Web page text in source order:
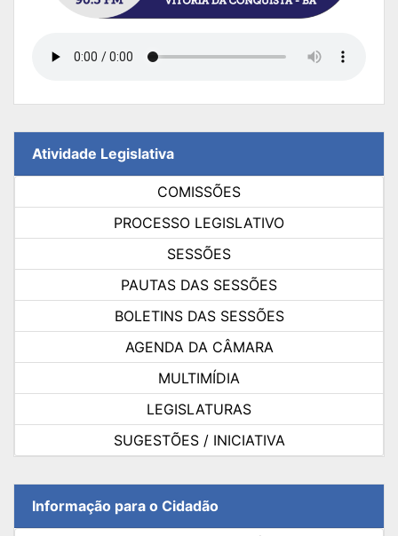
Atividade Legislativa
COMISSÕES
PROCESSO LEGISLATIVO
SESSÕES
PAUTAS DAS SESSÕES
BOLETINS DAS SESSÕES
AGENDA DA CÂMARA
MULTIMÍDIA
LEGISLATURAS
SUGESTÕES / INICIATIVA
Informação para o Cidadão